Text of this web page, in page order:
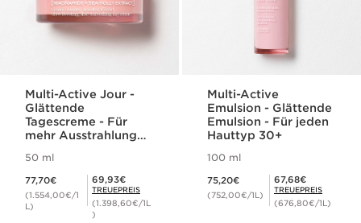
Multi-Active Jour -
Glättende
Tagescreme - Für
mehr Ausstrahlung
50 ml
77,70€
(1.554,00€/1
L)
Mitgliederpreis 69,93€
69,93€
TREUEPREIS
(1.398,60€/1L
)
Multi-Active
Emulsion - Glättende
Emulsion - Für jeden
Hauttyp 30+
100 ml
75,20€
(752,00€/1L)
Mitgliederpreis 67,68€
67,68€
TREUEPREIS
(676,80€/1L)